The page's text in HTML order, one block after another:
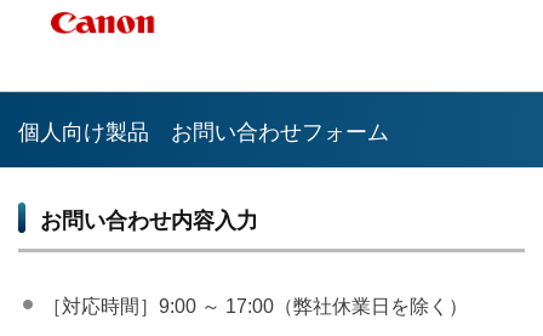
個人向け製品 お問い合わせフォーム
お問い合わせ内容入力
［対応時間］9:00 ～ 17:00（弊社休業日を除く）